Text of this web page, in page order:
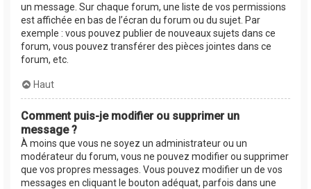
un message. Sur chaque forum, une liste de vos permissions
est affichée en bas de l’écran du forum ou du sujet. Par
exemple : vous pouvez publier de nouveaux sujets dans ce
forum, vous pouvez transférer des pièces jointes dans ce
forum, etc.
Haut
Comment puis-je modifier ou supprimer un
message ?
À moins que vous ne soyez un administrateur ou un
modérateur du forum, vous ne pouvez modifier ou supprimer
que vos propres messages. Vous pouvez modifier un de vos
messages en cliquant le bouton adéquat, parfois dans une